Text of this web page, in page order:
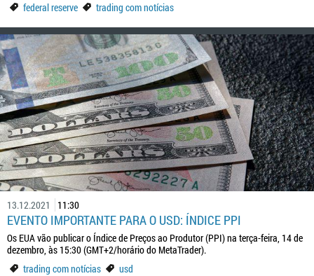
federal reserve
trading com notícias
13.12.2021 11:30
EVENTO IMPORTANTE PARA O USD: ÍNDICE PPI
Os EUA vão publicar o Índice de Preços ao Produtor (PPI) na terça-feira, 14 de
dezembro, às 15:30 (GMT+2/horário do MetaTrader).
trading com notícias
usd